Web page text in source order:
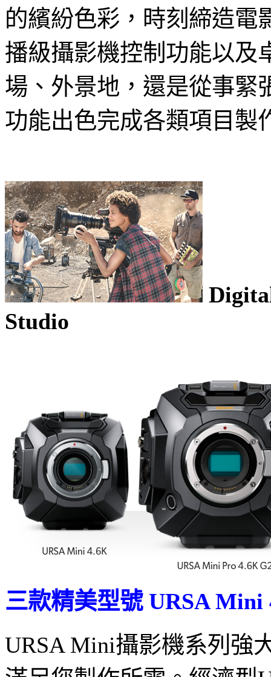
的繽紛色彩，時刻締造電
播級攝影機控制功能以及
場、外景地，還是從事緊
功能出色完成各類項目製
Studio
三款精美型號 URSA
URSA Mini攝影機系列強